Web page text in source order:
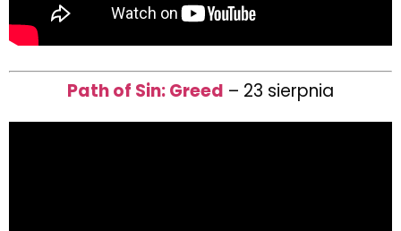
Path of Sin: Greed – 23 sierpnia